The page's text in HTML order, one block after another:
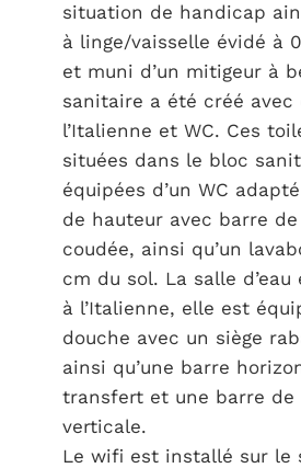
situation de handicap
à linge/vaisselle évidé à
et muni d’un mitigeur à
sanitaire a été créé avec
l’Italienne et WC. Ces
situées dans le bloc
équipées d’un WC
de hauteur avec barre
coudée, ainsi qu’un
cm du sol. La salle d’eau
à l’Italienne, elle est
douche avec un siège
ainsi qu’une barre
transfert et une barre de
verticale.
Le wifi est installé sur le